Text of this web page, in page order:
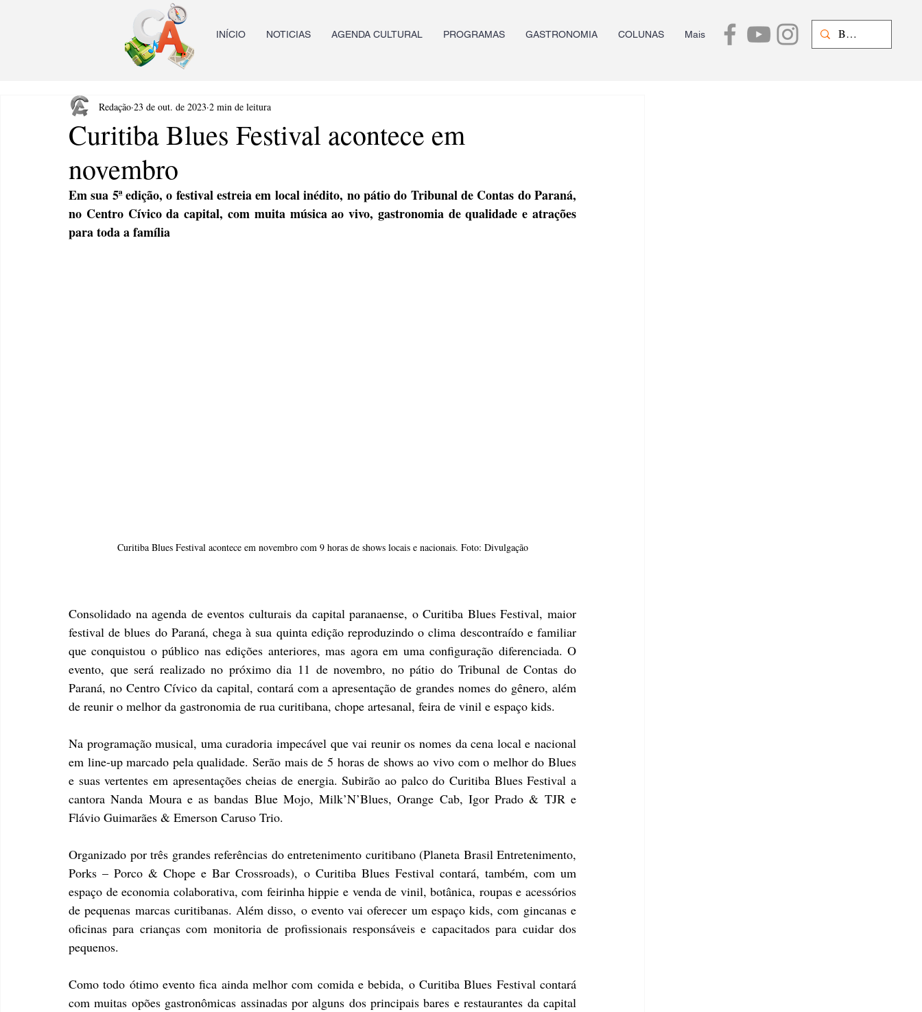
INÍCIO NOTICIAS AGENDA CULTURAL PROGRAMAS GASTRONOMIA COLUNAS Mais
Curitiba Blues Festival acontece em
novembro
Redação 23 de out. de 2023 2 min de leitura
Em sua 5ª edição, o festival estreia em local inédito, no pátio do Tribunal de Contas do Paraná,
no Centro Cívico da capital, com muita música ao vivo, gastronomia de qualidade e atrações
para toda a família
Curitiba Blues Festival acontece em novembro com 9 horas de shows locais e nacionais. Foto: Divulgação
Consolidado na agenda de eventos culturais da capital paranaense, o Curitiba Blues Festival, maior
festival de blues do Paraná, chega à sua quinta edição reproduzindo o clima descontraído e familiar
que conquistou o público nas edições anteriores, mas agora em uma configuração diferenciada. O
evento, que será realizado no próximo dia 11 de novembro, no pátio do Tribunal de Contas do
Paraná, no Centro Cívico da capital, contará com a apresentação de grandes nomes do gênero, além
de reunir o melhor da gastronomia de rua curitibana, chope artesanal, feira de vinil e espaço kids.
Na programação musical, uma curadoria impecável que vai reunir os nomes da cena local e nacional
em line-up marcado pela qualidade. Serão mais de 5 horas de shows ao vivo com o melhor do Blues
e suas vertentes em apresentações cheias de energia. Subirão ao palco do Curitiba Blues Festival a
cantora Nanda Moura e as bandas Blue Mojo, Milk’N’Blues, Orange Cab, Igor Prado & TJR e
Flávio Guimarães & Emerson Caruso Trio.
Organizado por três grandes referências do entretenimento curitibano (Planeta Brasil Entretenimento,
Porks – Porco & Chope e Bar Crossroads), o Curitiba Blues Festival contará, também, com um
espaço de economia colaborativa, com feirinha hippie e venda de vinil, botânica, roupas e acessórios
de pequenas marcas curitibanas. Além disso, o evento vai oferecer um espaço kids, com gincanas e
oficinas para crianças com monitoria de profissionais responsáveis e capacitados para cuidar dos
pequenos.
Como todo ótimo evento fica ainda melhor com comida e bebida, o Curitiba Blues Festival contará
com muitas opões gastronômicas assinadas por alguns dos principais bares e restaurantes da capital